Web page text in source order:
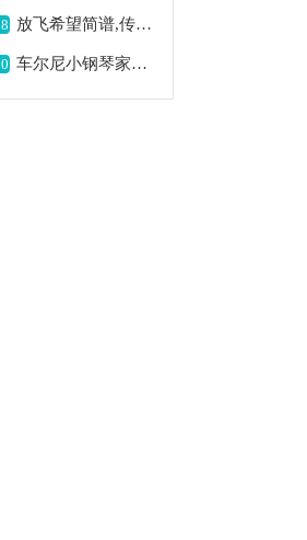
放飞希望简谱,传递美好寓意
车尔尼小钢琴家第25首钢琴谱,含曲谱及练习提示